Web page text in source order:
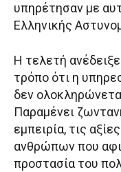
υπηρέτησαν με
Ελληνικής
Η τελετή
τρόπο ότι η
δεν
Παραμένει
εμπειρία, τις
ανθρώπων που
προστασία του